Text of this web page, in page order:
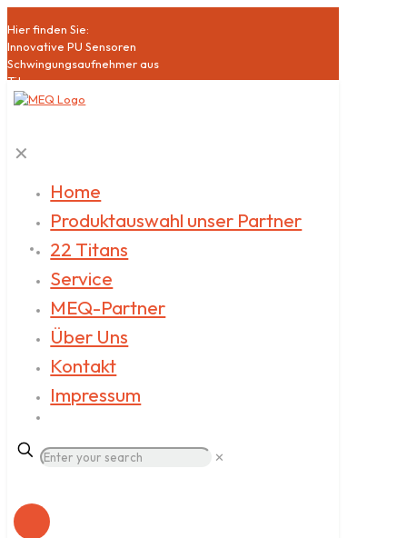
Hier finden Sie:
Innovative PU Sensoren
Schwingungsaufnehmer aus
Titan
Hochsensible Mikrophone
Klasse1 Schallpegelmesser
Datenlogger
Akustische
Messdienstleistungen
✕
Home
Produktauswahl unser Partner
22 Titans
Service
MEQ-Partner
Über Uns
Kontakt
Impressum
✕